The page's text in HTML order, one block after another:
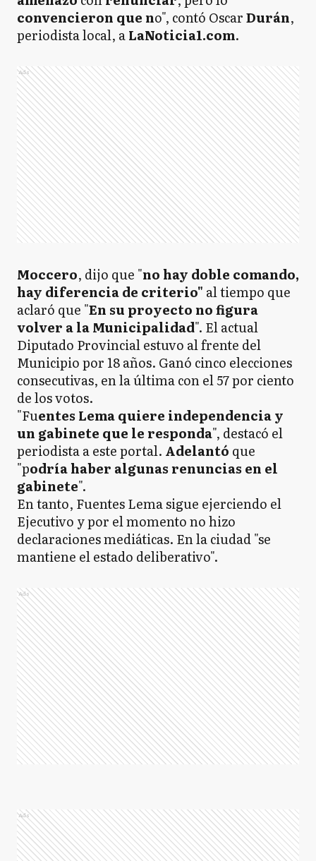
convencieron que no", contó OscarDurán,
periodista local, aLaNoticia1.com.
Ads
Moccero, dijo que "no hay doble comando,
hay diferencia de criterio" al tiempo que
aclaró que "En su proyecto no figura
volver a la Municipalidad". El actual
Diputado Provincial estuvo al frente del
Municipio por 18 años. Ganó cinco elecciones
consecutivas, en la última con el 57 por ciento
de los votos.
"Fuentes Lema quiere independencia y
un gabinete que le responda", destacó el
periodista a este portal. Adelantó que
"podría haber algunas renuncias en el
gabinete".
En tanto, Fuentes Lema sigue ejerciendo el
Ejecutivo y por el momento no hizo
declaraciones mediáticas. En la ciudad "se
mantiene el estado deliberativo".
Ads
Ads